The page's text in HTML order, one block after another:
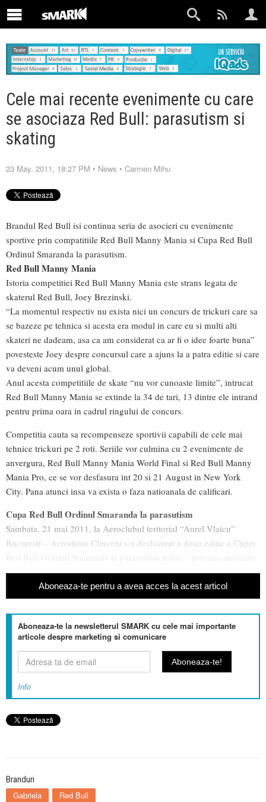
Cele mai recente evenimente cu care
se asociaza Red Bull: parasutism si
skating
23 May. 2011, 18:27 PM • News • Carmen Mihu
Brandul Red Bull isi continua seria de asocieri cu evenimente
sportive prin compatitiile Red Bull Manny Mania si Cupa Red Bull
Ordinul Smaranda la parasutism.
Red Bull Manny Mania
Istoria competitiei Red Bull Manny Mania este strans legata de
skaterul Red Bull, Joey Brezinski.
“La momentul respectiv nu exista nici un concurs de trickuri care sa
se bazeze pe tehnica si acesta era modul in care eu si multi alti
skateri ne dadeam, asa ca am considerat ca ar fi o idee foarte buna”
povesteste Joey despre concursul care a ajuns la a patra editie si care
va deveni acum unul global.
Anul acesta competitiile de skate “nu vor cunoaste limite”, intrucat
Red Bull Manny Mania se extinde la 34 de tari, 13 dintre ele intrand
pentru prima oara in cadrul ringului de concurs.
Competitia cauta sa recompenseze sportivii capabili de cele mai
tehnice trickuri pe 2 roti. Seriile vor culmina cu 2 evenimente de
anvergura, Red Bull Manny Mania World Final si Red Bull Manny
Mania Pro, ce se vor desfasura int 20 si 21 August in New York
City. Pana atunci insa va exista o faza natioanala de calificari.
Cupa Red Bull Ordinul Smaranda la parasutism
Sambata, 21 mai 2011, la Aeroclubul teritorial “Aurel Vlaicu”
Bucuresti – Aerodrom Clinceni s-a desfasurat a doua editie a Cupei
Red Bull Ordinul Smaranda la parasutism femei – precizia aterizarii.
Aboneaza-te pentru a avea acces la acest articol
Aboneaza-te la newsletterul SMARK cu cele mai importante
articole despre marketing si comunicare
Info
Branduri
Gabriela Red Bull